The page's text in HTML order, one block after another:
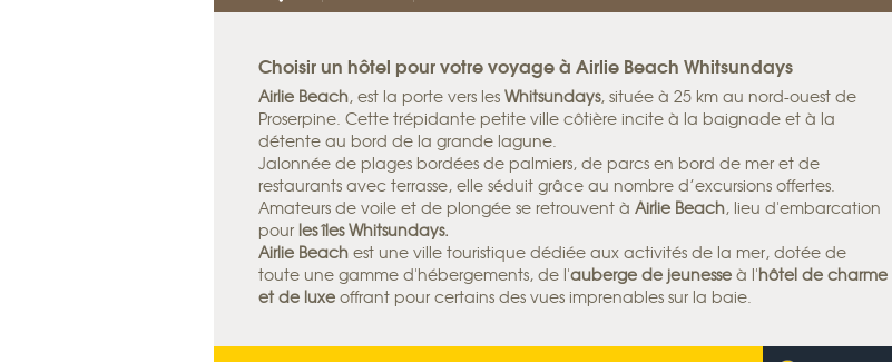
Choisir un hôtel pour votre voyage à Airlie Beach Whitsundays
Airlie Beach, est la porte vers les Whitsundays, située à 25 km au nord-ouest de
Proserpine. Cette trépidante petite ville côtière incite à la baignade et à la
détente au bord de la grande lagune.
Jalonnée de plages bordées de palmiers, de parcs en bord de mer et de
restaurants avec terrasse, elle séduit grâce au nombre d’excursions offertes.
Amateurs de voile et de plongée se retrouvent à Airlie Beach, lieu d'embarcation
pour les îles Whitsundays.
Airlie Beach est une ville touristique dédiée aux activités de la mer, dotée de
toute une gamme d'hébergements, de l'auberge de jeunesse à l'hôtel de charme
et de luxe offrant pour certains des vues imprenables sur la baie.